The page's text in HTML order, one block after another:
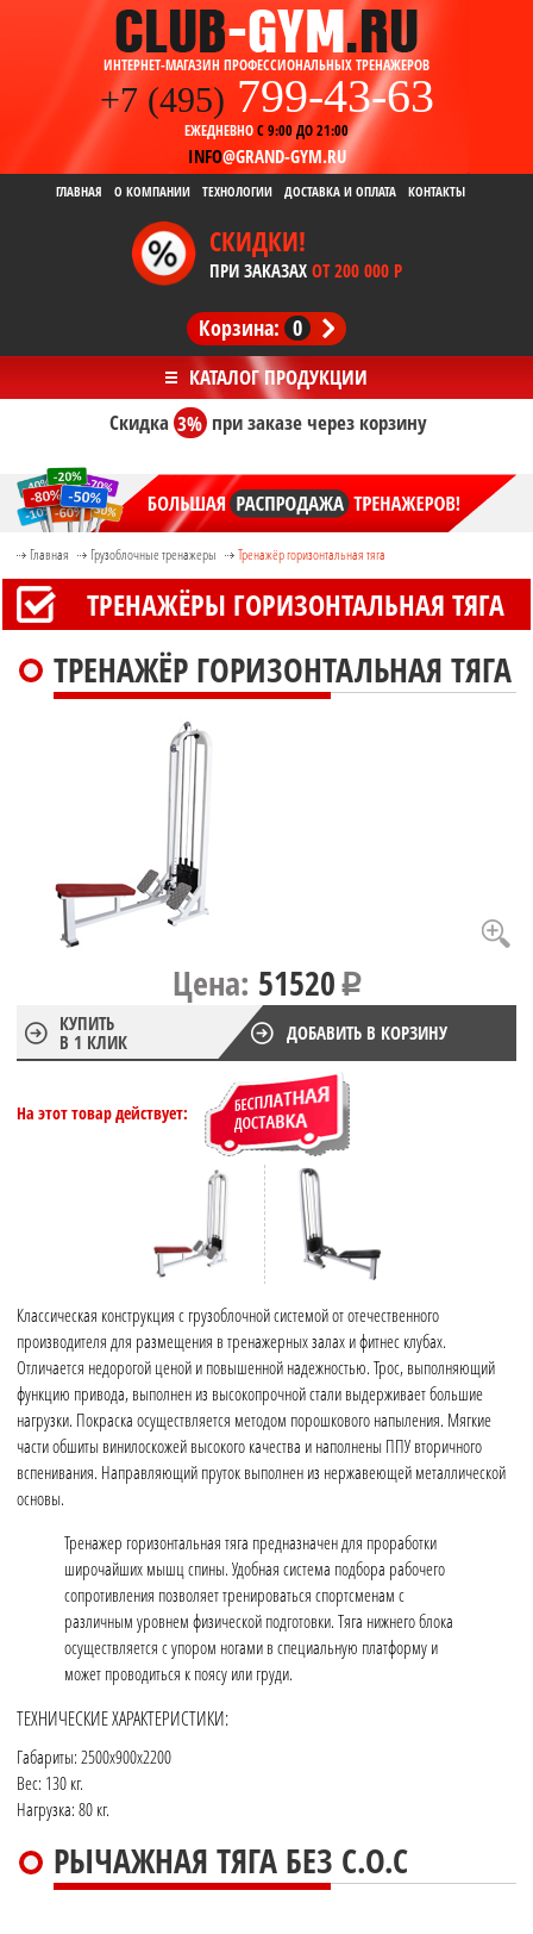
ИНТЕРНЕТ-МАГАЗИН ПРОФЕССИОНАЛЬНЫХ ТРЕНАЖЕРОВ
+7 (495) 799-43-63
ЕЖЕДНЕВНОС 9:00 ДО 21:00
INFO@GRAND-GYM.RU
ГЛАВНАЯ О КОМПАНИИ ТЕХНОЛОГИИ ДОСТАВКА И ОПЛАТА КОНТАКТЫ
СКИДКИ!
ПРИ ЗАКАЗАХ ОТ 200 000 Р
Корзина: 0
Скидка3% при заказечерез корзину
Главная Грузоблочные тренажеры Тренажёр горизонтальная тяга
ТРЕНАЖЁРЫ ГОРИЗОНТАЛЬНАЯ ТЯГА
ТРЕНАЖЁР ГОРИЗОНТАЛЬНАЯ ТЯГА
Цена: 51520
КУПИТЬ
В 1 КЛИК
ДОБАВИТЬ В КОРЗИНУ
На этот товар действует:
Классическая конструкция с грузоблочной системой от отечественного
производителя для размещения в тренажерных залах и фитнес клубах.
Отличается недорогой ценой и повышенной надежностью. Трос, выполняющий
функцию привода, выполнен из высокопрочной стали выдерживает большие
нагрузки. Покраска осуществляется методом порошкового напыления. Мягкие
части обшиты винилоскожей высокого качества и наполнены ППУ вторичного
вспенивания. Направляющий пруток выполнен из нержавеющей металлической
основы.
Тренажер горизонтальная тяга предназначен для проработки
широчайших мышц спины. Удобная система подбора рабочего
сопротивления позволяет тренироваться спортсменам с
различным уровнем физической подготовки. Тяга нижнего блока
осуществляется с упором ногами в специальную платформу и
может проводиться к поясу или груди.
ТЕХНИЧЕСКИЕ ХАРАКТЕРИСТИКИ:
Габариты: 2500x900x2200
Вес: 130 кг.
Нагрузка: 80 кг.
РЫЧАЖНАЯ ТЯГА БЕЗ С.О.С